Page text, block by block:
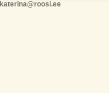
katerina@roosi.ee